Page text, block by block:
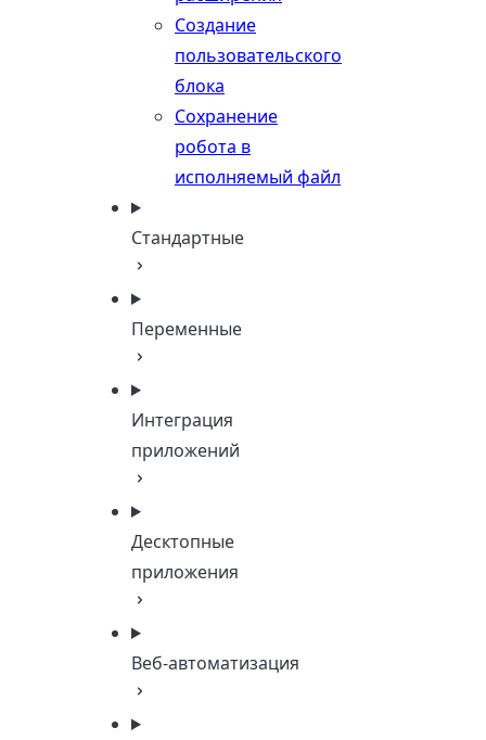
Создание
пользовательского
блока
Сохранение
робота в
исполняемый файл
Стандартные
Переменные
Интеграция
приложений
Десктопные
приложения
Веб-автоматизация